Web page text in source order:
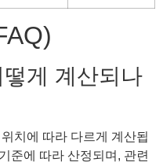
게 계산되나
치에 따라 다르게 계산됩
준에 따라 산정되며, 관련